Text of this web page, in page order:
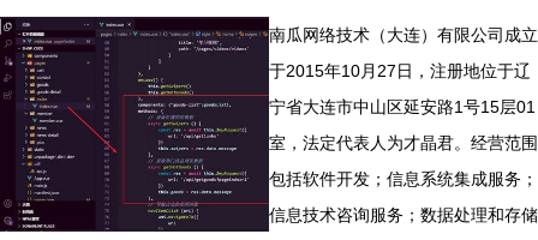
南瓜网络技术（大连）有限公司成立
于2015年10月27日，注册地位于辽
宁省大连市中山区延安路1号15层01
室，法定代表人为才晶君。经营范围
包括软件开发；信息系统集成服务；
信息技术咨询服务；数据处理和存储